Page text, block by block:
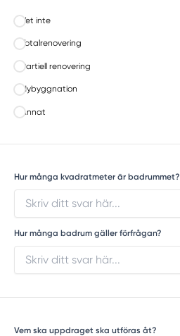
Vet inte
Totalrenovering
Partiell renovering
Nybyggnation
Annat
Hur många kvadratmeter är badrummet?
Hur många badrum gäller förfrågan?
Vem ska uppdraget ska utföras åt?